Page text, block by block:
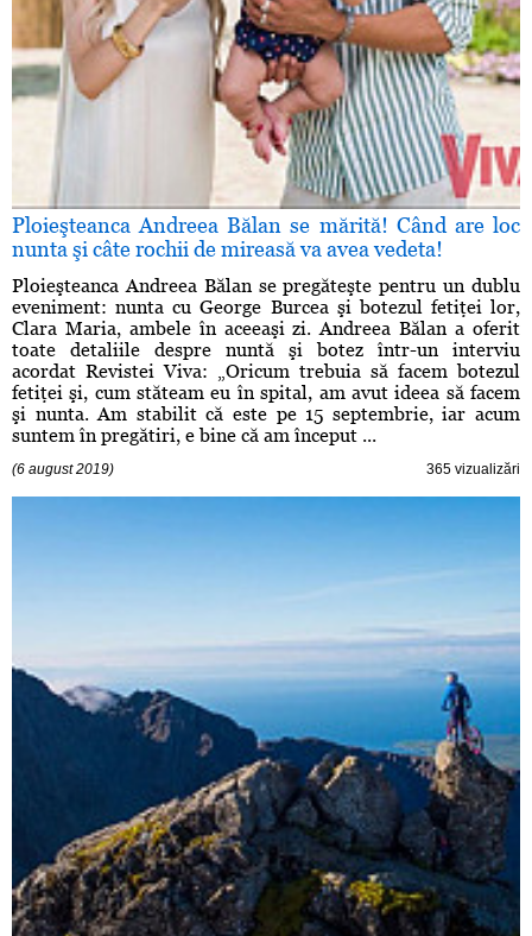
Ploieşteanca Andreea Bălan se mărită! Când are loc
nunta şi câte rochii de mireasă va avea vedeta!
Ploieşteanca Andreea Bălan se pregăteşte pentru un dublu
eveniment: nunta cu George Burcea şi botezul fetiţei lor,
Clara Maria, ambele în aceeaşi zi. Andreea Bălan a oferit
toate detaliile despre nuntă şi botez într-un interviu
acordat Revistei Viva: „Oricum trebuia să facem botezul
fetiţei şi, cum stăteam eu în spital, am avut ideea să facem
şi nunta. Am stabilit că este pe 15 septembrie, iar acum
suntem în pregătiri, e bine că am început ...
(6 august 2019) 365 vizualizări